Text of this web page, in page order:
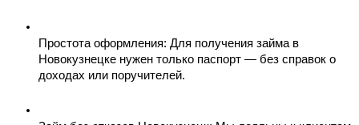
Простота оформления: Для получения займа в
Новокузнецке нужен только паспорт — без справок о
доходах или поручителей.